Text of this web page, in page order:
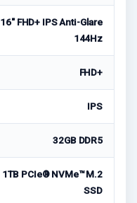
16" FHD+ IPS Anti-Glare
144Hz
FHD+
IPS
32GB DDR5
1TB PCIe® NVMe™ M.2
SSD